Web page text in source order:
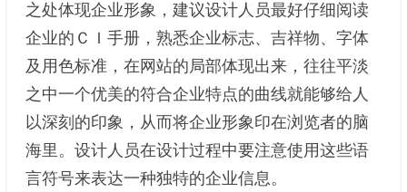
之处体现企业形象，建议设计人员最好仔细阅读
企业的ＣＩ手册，熟悉企业标志、吉祥物、字体
及用色标准，在网站的局部体现出来，往往平淡
之中一个优美的符合企业特点的曲线就能够给人
以深刻的印象，从而将企业形象印在浏览者的脑
海里。设计人员在设计过程中要注意使用这些语
言符号来表达一种独特的企业信息。